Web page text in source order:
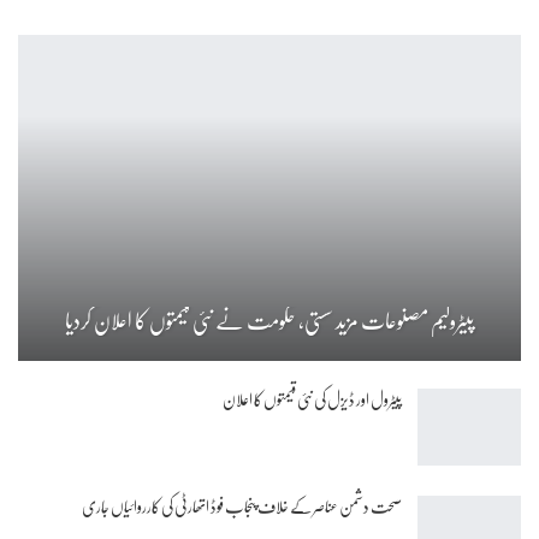
پیٹرولیم مصنوعات مزید سستی، حکومت نے نئی قیمتوں کا اعلان کردیا
پیٹرول اور ڈیزل کی نئی قیمتوں کا اعلان
صحت دشمن عناصر کے خلاف پنجاب فوڈ اتھارٹی کی کارروائیاں جاری